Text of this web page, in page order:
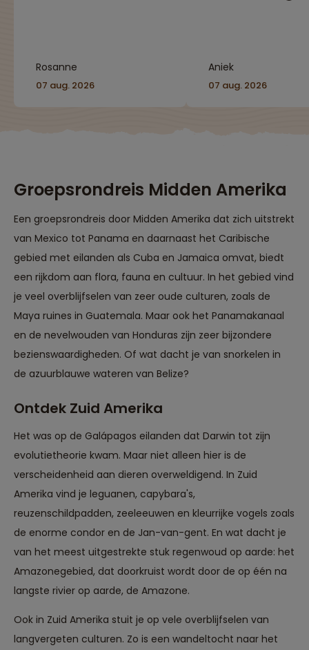
Rosanne
07 aug. 2026
laten zijn."
Aniek
07 aug. 2026
Groepsrondreis Midden Amerika
Een groepsrondreis door Midden Amerika dat zich uitstrekt
van Mexico tot Panama en daarnaast het Caribische
gebied met eilanden als Cuba en Jamaica omvat, biedt
een rijkdom aan flora, fauna en cultuur. In het gebied vind
je veel overblijfselen van zeer oude culturen, zoals de
Maya ruines in Guatemala. Maar ook het Panamakanaal
en de nevelwouden van Honduras zijn zeer bijzondere
bezienswaardigheden. Of wat dacht je van snorkelen in
de azuurblauwe wateren van Belize?
Ontdek Zuid Amerika
Het was op de Galápagos eilanden dat Darwin tot zijn
evolutietheorie kwam. Maar niet alleen hier is de
verscheidenheid aan dieren overweldigend. In Zuid
Amerika vind je leguanen, capybara's,
reuzenschildpadden, zeeleeuwen en kleurrijke vogels zoals
de enorme condor en de Jan-van-gent. En wat dacht je
van het meest uitgestrekte stuk regenwoud op aarde: het
Amazonegebied, dat doorkruist wordt door de op één na
langste rivier op aarde, de Amazone.
Ook in Zuid Amerika stuit je op vele overblijfselen van
langvergeten culturen. Zo is een wandeltocht naar het